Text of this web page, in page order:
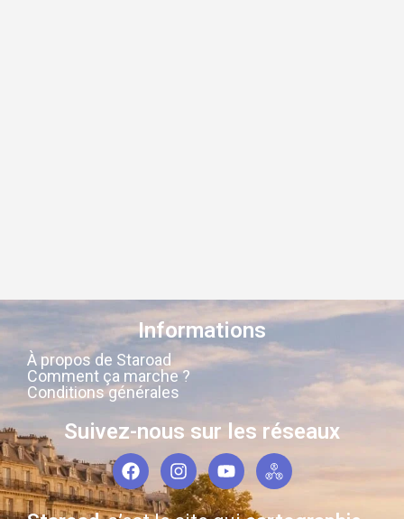
Informations
À propos de Staroad
Comment ça marche ?
Conditions générales
Suivez-nous sur les réseaux